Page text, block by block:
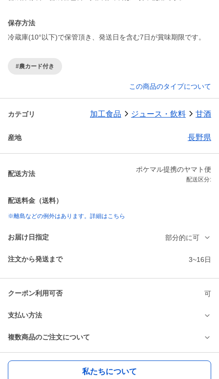
保存方法
冷蔵庫(10°以下)で保管頂き、発送日を含む7日が賞味期限です。
#農カード付き
この商品のタイプについて
カテゴリ 加工食品 ジュース・飲料 甘酒
産地 長野県
配送方法
ポケマル提携のヤマト便
配送区分:
配送料金（送料）
※離島などの例外はあります。詳細はこちら
お届け日指定 部分的に可
注文から発送まで 3~16日
クーポン利用可否 可
支払い方法
複数商品のご注文について
私たちについて